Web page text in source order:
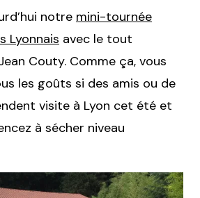
notre mini-tournée
Lyonnais avec le tout
Couty. Comme ça, vous
les goûts si des amis ou de
visite à Lyon cet été et
à sécher niveau